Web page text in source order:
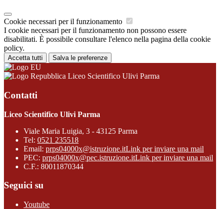
Cookie necessari per il funzionamento
I cookie necessari per il funzionamento non possono essere
disabilitati. È possibile consultare l'elenco nella pagina della cookie
policy.
Accetta tutti Salva le preferenze
Liceo Scientifico Ulivi Parma
Contatti
Liceo Scientifico Ulivi Parma
Viale Maria Luigia, 3 - 43125 Parma
Tel: 0521 235518
Email: prps04000x@istruzione.itLink per inviare una mail
PEC: prps04000x@pec.istruzione.itLink per inviare una mail
C.F.: 80011870344
Seguici su
Youtube